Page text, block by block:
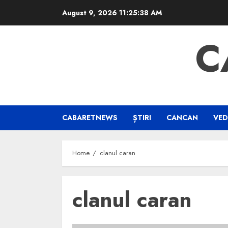
August 9, 2026 11:25:39 AM
CABARETNEWS ȘTIRI CANCAN
Home clanul caran
clanul caran